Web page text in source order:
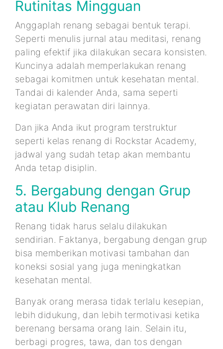
Rutinitas Mingguan
Anggaplah renang sebagai bentuk terapi.
Seperti menulis jurnal atau meditasi, renang
paling efektif jika dilakukan secara konsisten.
Kuncinya adalah memperlakukan renang
sebagai komitmen untuk kesehatan mental.
Tandai di kalender Anda, sama seperti
kegiatan perawatan diri lainnya.
Dan jika Anda ikut program terstruktur
seperti kelas renang di Rockstar Academy,
jadwal yang sudah tetap akan membantu
Anda tetap disiplin.
5. Bergabung dengan Grup
atau Klub Renang
Renang tidak harus selalu dilakukan
sendirian. Faktanya, bergabung dengan grup
bisa memberikan motivasi tambahan dan
koneksi sosial yang juga meningkatkan
kesehatan mental.
Banyak orang merasa tidak terlalu kesepian,
lebih didukung, dan lebih termotivasi ketika
berenang bersama orang lain. Selain itu,
berbagi progres, tawa, dan tos dengan